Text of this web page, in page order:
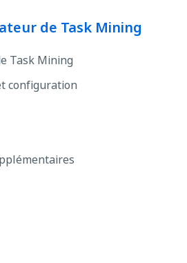
de Task Mining
Task Mining
configuration